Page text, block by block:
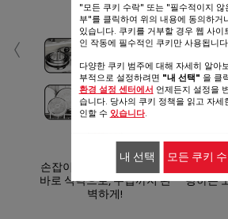
손잡이가 분리되어 조리 후
바로 식탁으로, 수납까지 완
벽하게!
뛰어난
랑하는
‹
"모든 쿠키 수락" 또는 "필수적이지 않
부"를 클릭하여 위의 내용에 동의하거
있습니다. 쿠키를 거부할 경우 웹 사이
인 작동에 필수적인 쿠키만 사용됩니다.
다양한 쿠키 범주에 대해 자세히 알아
부적으로 설정하려면 "내 선택" 을 클
환경 설정 센터에서 언제든지 설정을
습니다. 당사의 쿠키 정책을 읽고 자세
인할 수 있습니다.
내 선택 모든 쿠키